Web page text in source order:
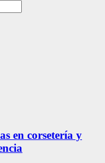
en corsetería y